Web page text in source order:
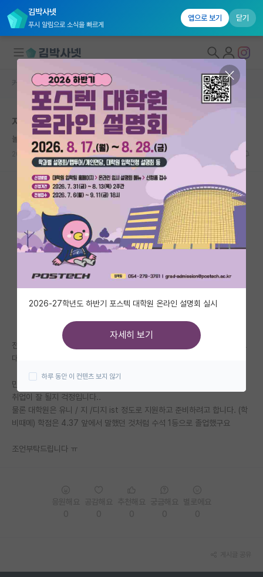
김박사넷
푸시 알림으로 소식을 빠르게
앱으로 보기 닫기
대학원생 모집
국내대학원 정보
연구실&오픈랩
커뮤니티
커뮤니티 홈
전체글보기
베스트 게시판
IF 명예의전당
자유 게시판(아무개랩)
미국 유학 게시판
미국 대학원 합격 후기 게시판
대학원 합격 후기 게시판
연구실(PI) 홍보 게시판
석박사 채용 정보 게시판
임용 정보 게시판
인문사회 계열 게시판
커뮤니티 홈 자유 게시판(아무개랩)
지거국 졸업 후
놀란 우장춘
2024.01.23 4 1232
전자공학 출신이고 수석으로 졸업하고 올해 대기업 최종에서 2개 떨어지고
대학원으로 더 공부해서 실력을 쌓고 싶어서 대학원을 알아보고 있습니다.
만약 석사를 하게 된다면 RND 쪽으로 가게 될 텐데 지거국 출신 석사라도
취업이 잘 될지 걱정입니다..
물론 대학원은 유니 / 지 /디지 ist 정도로 지원하고 준비하려고 합니다. (학
비때메) 학점은 4.37 앞에서 말했던 것처럼 수석 1등으로 졸업했구요
조언부탁드립니다 ㅠ
2026-27학년도 하반기 포스텍 대학원 온라인 설명회 실시
자세히 보기
하루 동안 이 컨텐츠 보지 않기